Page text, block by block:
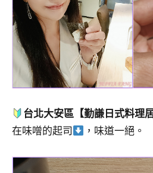
台北大安區【勤謙日式料理
在味噌的起司
，味道一絕。